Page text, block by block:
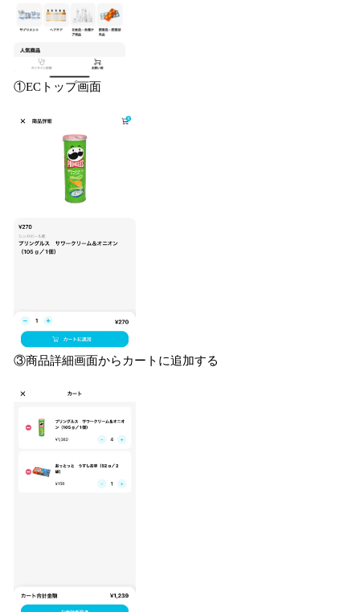
①ECトップ画面
③商品詳細画面からカートに追加する